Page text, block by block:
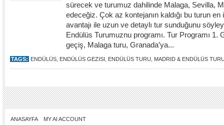
sürecek ve turumuz dahilinde Malaga, Sevilla,
edeceğiz. Çok az kontejanın kaldığı bu turun en
avantajı ile uzun ve detaylı tur sunduğunu
Endülüs Turumuznu programı. Tur Programı 1.
geçiş, Malaga turu, Granada’ya...
TAGS: ENDÜLÜS ENDÜLÜS GEZISI ENDÜLÜS TURU MADRID & ENDÜLÜS
ANASAYFA MY AI ACCOUNT